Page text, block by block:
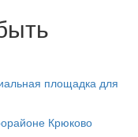
площадка для
Крюково